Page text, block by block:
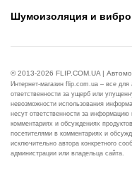
Шумоизоляция и
© 2013-2026 FLIP.COM.UA |
Интернет-магазин flip.com.ua – все
ответственности за ущерб или
невозможности использования
несут ответственности за
комментариях и обсуждениях
посетителями в комментариях и
исключительно автора конкретного
администрации или владельца сайта.